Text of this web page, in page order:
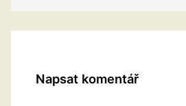
Napsat komentář